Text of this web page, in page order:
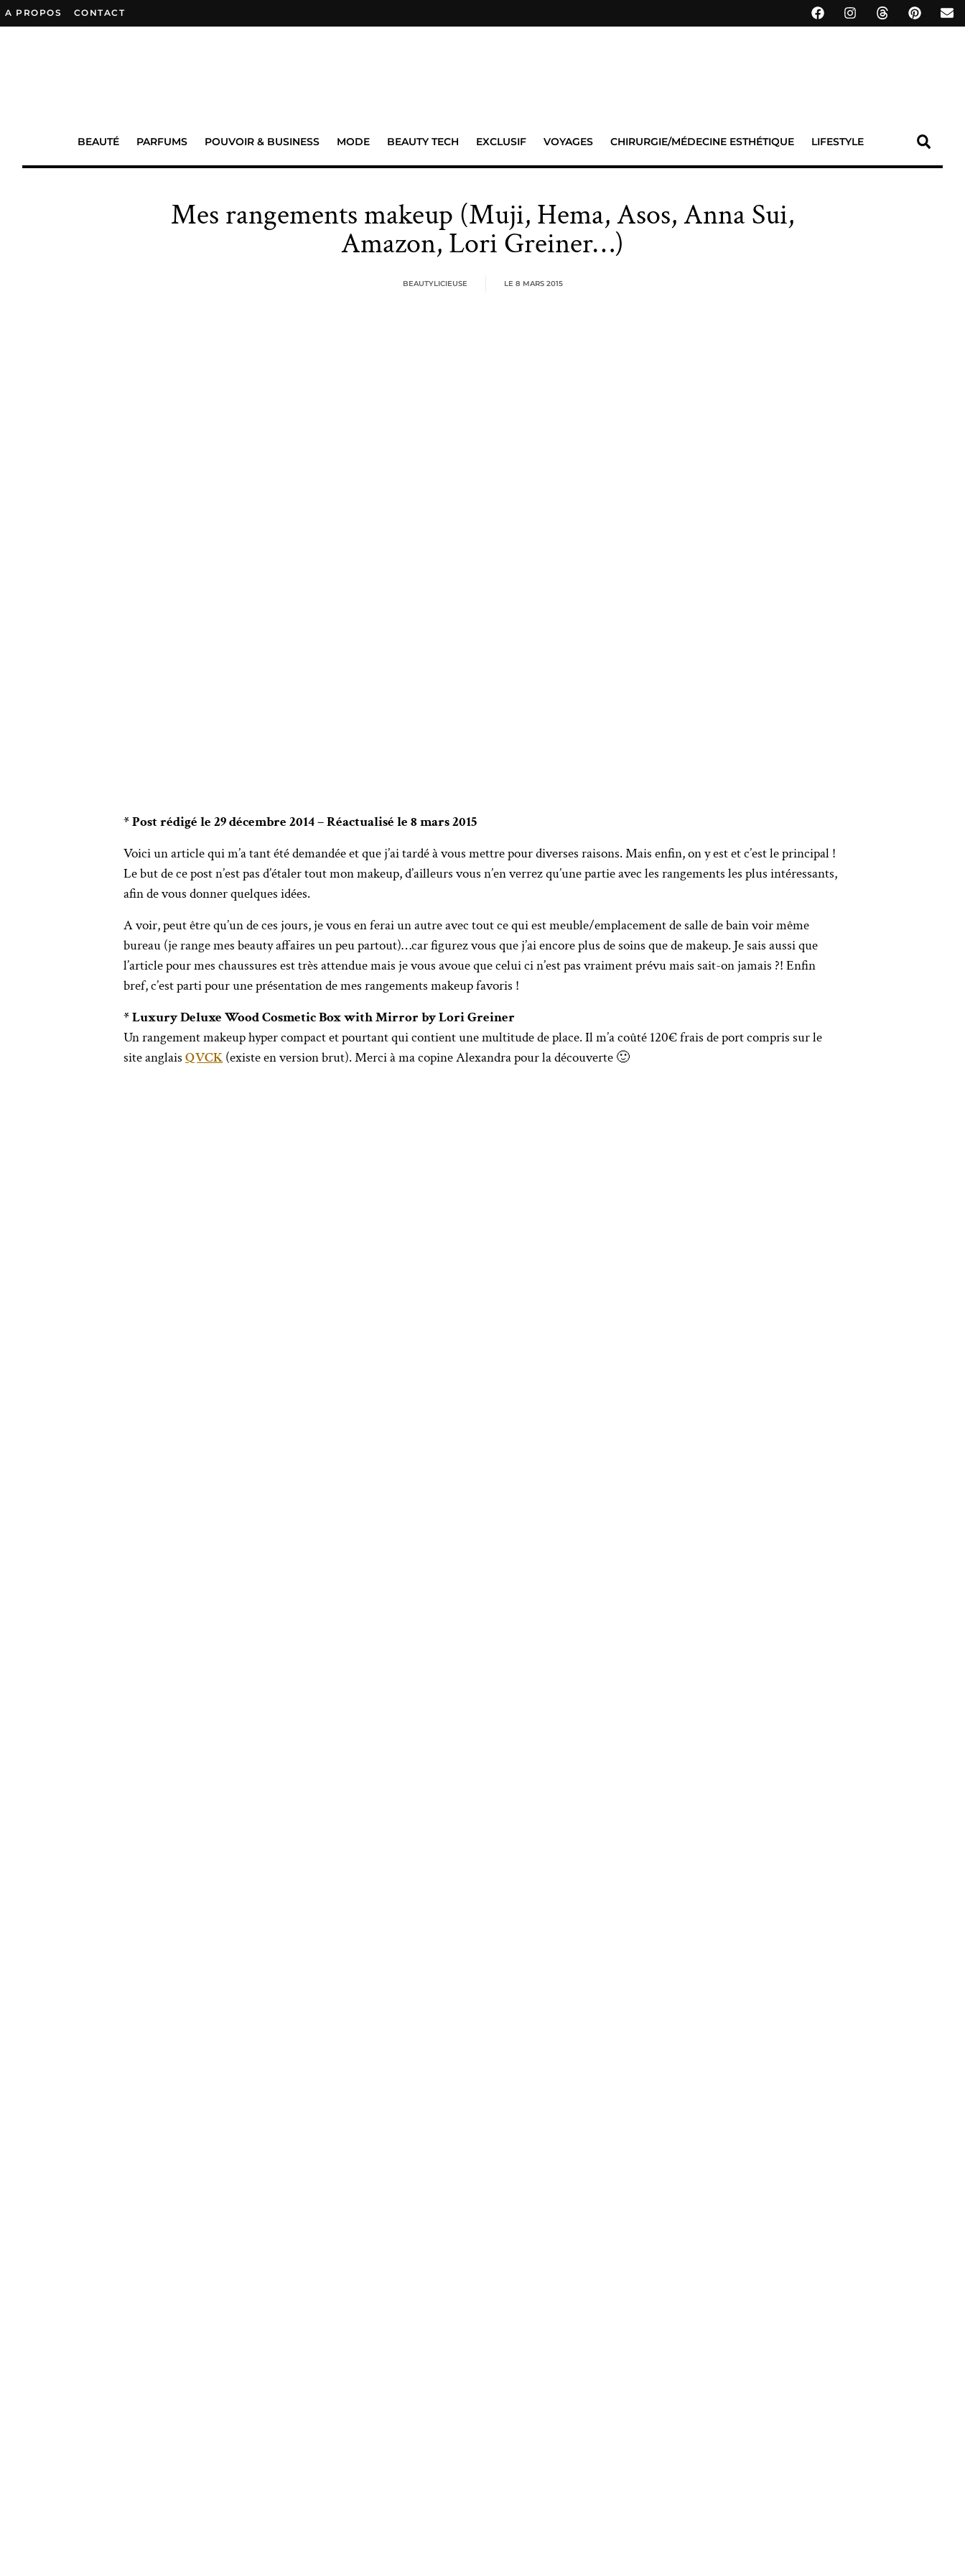
A PROPOS CONTACT
BEAUTÉ PARFUMS POUVOIR & BUSINESS MODE BEAUTY TECH EXCLUSIF VOYAGES CHIRURGIE/MÉDECINE ESTHÉTIQUE LIFESTYLE
Mes rangements makeup (Muji, Hema, Asos, Anna Sui,
Amazon, Lori Greiner…)
BEAUTYLICIEUSE LE 8 MARS 2015
* Post rédigé le 29 décembre 2014 – Réactualisé le 8 mars 2015
Voici un article qui m’a tant été demandée et que j’ai tardé à vous mettre pour diverses raisons. Mais enfin, on y est et c’est le principal !
Le but de ce post n’est pas d’étaler tout mon makeup, d’ailleurs vous n’en verrez qu’une partie avec les rangements les plus intéressants,
afin de vous donner quelques idées.
A voir, peut être qu’un de ces jours, je vous en ferai un autre avec tout ce qui est meuble/emplacement de salle de bain voir même
bureau (je range mes beauty affaires un peu partout)…car figurez vous que j’ai encore plus de soins que de makeup. Je sais aussi que
l’article pour mes chaussures est très attendue mais je vous avoue que celui ci n’est pas vraiment prévu mais sait-on jamais ?! Enfin
bref, c’est parti pour une présentation de mes rangements makeup favoris !
* Luxury Deluxe Wood Cosmetic Box with Mirror by Lori Greiner
Un rangement makeup hyper compact et pourtant qui contient une multitude de place. Il m’a coûté 120€ frais de port compris sur le
site anglais QVCK (existe en version brut). Merci à ma copine Alexandra pour la découverte 🙂